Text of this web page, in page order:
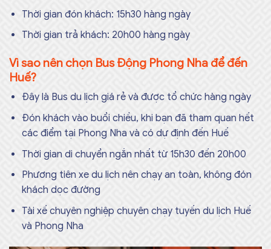
Thời gian đón khách: 15h30 hàng ngày
Thời gian trả khách: 20h00 hàng ngày
Vì sao nên chọn Bus Động Phong Nha để đến
Huế?
Đây là Bus du lịch giá rẻ và được tổ chức hàng ngày
Đón khách vào buổi chiều, khi bạn đã tham quan hết
các điểm tại Phong Nha và có dự định đến Huế
Thời gian di chuyển ngắn nhất từ 15h30 đến 20h00
Phương tiên xe du lịch nên chạy an toàn, không đón
khách dọc đường
Tài xế chuyên nghiệp chuyên chạy tuyến du lịch Huế
và Phong Nha